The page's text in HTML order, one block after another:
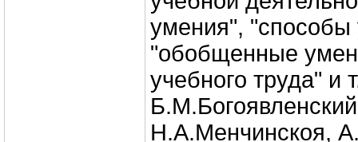
умения", "способы
"обобщенные
учебного труда" и
Н.А.Менчинскоя,